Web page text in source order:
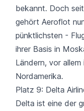
bekannt. Doch
gehört Aeroflot
pünktlichsten -
ihrer Basis in
Ländern, vor allem
Nordamerika.
Platz 9: Delta
Delta ist eine der